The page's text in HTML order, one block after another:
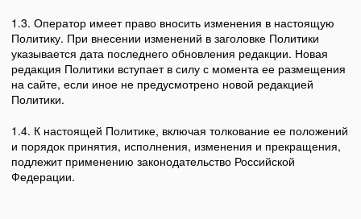
1.3. Оператор имеет право вносить изменения в настоящую
Политику. При внесении изменений в заголовке Политики
указывается дата последнего обновления редакции. Новая
редакция Политики вступает в силу с момента ее размещения
на сайте, если иное не предусмотрено новой редакцией
Политики.
1.4. К настоящей Политике, включая толкование ее положений
и порядок принятия, исполнения, изменения и прекращения,
подлежит применению законодательство Российской
Федерации.